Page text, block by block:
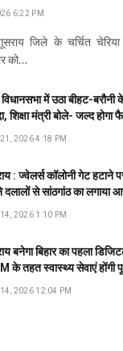
6:22 PM
जिले के चर्चित चेरिया
को…
विधानसभा में उठा बीहट-
शिक्षा मंत्री बोले- जल्द होगा
2026 4:18 PM
: ज्वेलर्स कॉलोनी गेट हटाने
दलालों से सांठगांठ का लगाया
2026 1:10 PM
बनेगा बिहार का पहला
के तहत स्वास्थ्य सेवाएं होंगी
2026 12:04 PM